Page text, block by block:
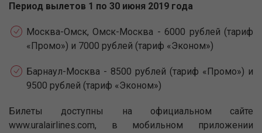
Период вылетов 1 по 30 июня 2019 года
Москва-Омск, Омск-Москва - 6000 рублей (тариф
«Промо») и 7000 рублей (тариф «Эконом»)
Барнаул-Москва - 8500 рублей (тариф «Промо») и
9500 рублей (тариф «Эконом»)
Билеты доступны на официальном сайте
www.uralairlines.com, в мобильном приложении